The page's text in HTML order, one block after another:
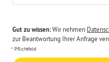
Gut zu wissen:Wir nehmen
zur Beantwortung Ihrer Anfrage
Pflichtfeld